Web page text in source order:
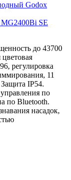
SE
до 43700
регулировка
11
IP54.
по
по Bluetooth.
насадок,